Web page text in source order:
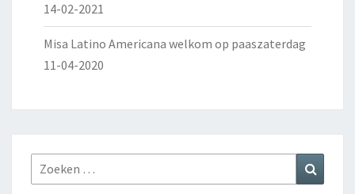
14-02-2021
Misa Latino Americana welkom op paaszaterdag
11-04-2020
Zoeken
naar: